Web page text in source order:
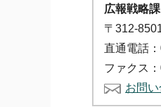
広報戦略課
〒312-
直通電話
ファクス
お問